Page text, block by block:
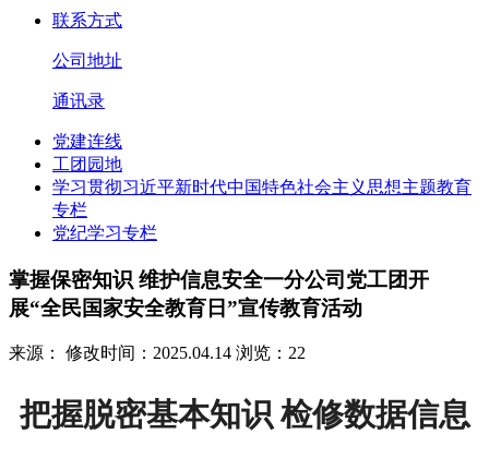
联系方式
公司地址
通讯录
党建连线
工团园地
学习贯彻习近平新时代中国特色社会主义思想主题教育
专栏
党纪学习专栏
掌握保密知识 维护信息安全一分公司党工团开
展“全民国家安全教育日”宣传教育活动
来源： 修改时间：2025.04.14 浏览：22
把握脱密基本知识 检修数据信息